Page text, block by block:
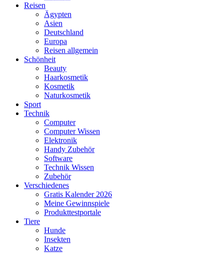
Reisen
Ägypten
Asien
Deutschland
Europa
Reisen allgemein
Schönheit
Beauty
Haarkosmetik
Kosmetik
Naturkosmetik
Sport
Technik
Computer
Computer Wissen
Elektronik
Handy Zubehör
Software
Technik Wissen
Zubehör
Verschiedenes
Gratis Kalender 2026
Meine Gewinnspiele
Produkttestportale
Tiere
Hunde
Insekten
Katze